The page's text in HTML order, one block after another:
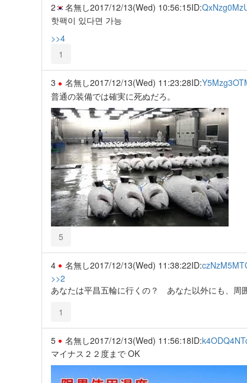
2 名無し2017/12/13(Wed) 10:56:15ID:
핫팩이 있다면 가능
>>4
1
3 名無し2017/12/13(Wed) 11:23:28ID:
普通の装備では確実に死ぬだろ。
5
4 名無し2017/12/13(Wed) 11:38:22ID:
>>2
あなたは平昌五輪に行くの？ あなた以外にも、周
1
5 名無し2017/12/13(Wed) 11:56:18ID:
マイナス２２度まで OK